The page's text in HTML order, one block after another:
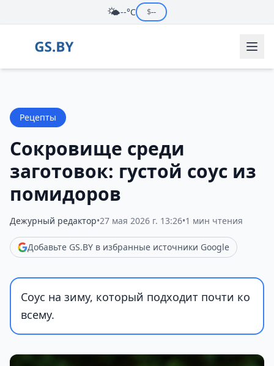
🌤️--°C $--
Рецепты
Сокровище среди
заготовок: густой соус из
помидоров
Дежурный редактор•27 мая 2026 г. 13:26•1 мин чтения
Добавьте GS.BY в избранные источники Google
Соус на зиму, который подходит почти ко
всему.